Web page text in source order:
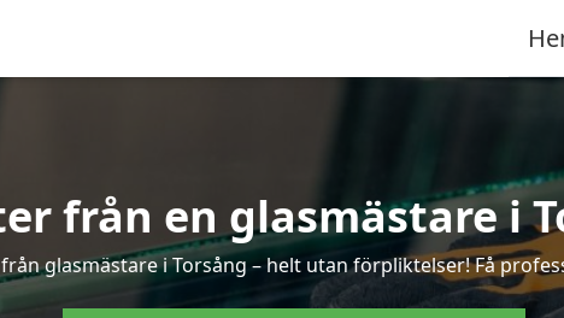
från en glasmästare i
glasmästare i Torsång – helt utan förpliktelser! Få